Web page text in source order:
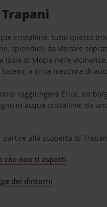
cristalline: tutto questo
splendide da visitare
isola di Mozia nelle
a circa mezz’ora di
raggiungere Erice, un
in acque cristalline, da
alla scoperta di
che non ti aspetti
dei dintorni